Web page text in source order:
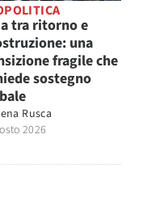
tra ritorno e
una
fragile che
sostegno
Rusca
2026